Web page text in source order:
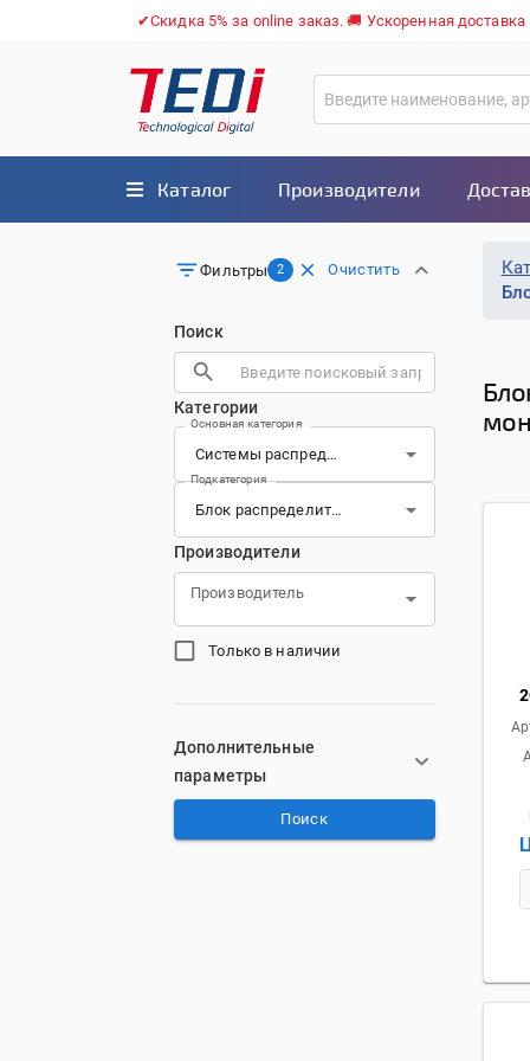
✔Скидка 5% за online заказ. 🚚 Ускоренная
Каталог Производители
Фильтры 2 Очистить
Поиск
Категории
Основная категория
Подкатегория
Производители
Производитель
Только в наличии
Дополнительные
параметры
Поиск